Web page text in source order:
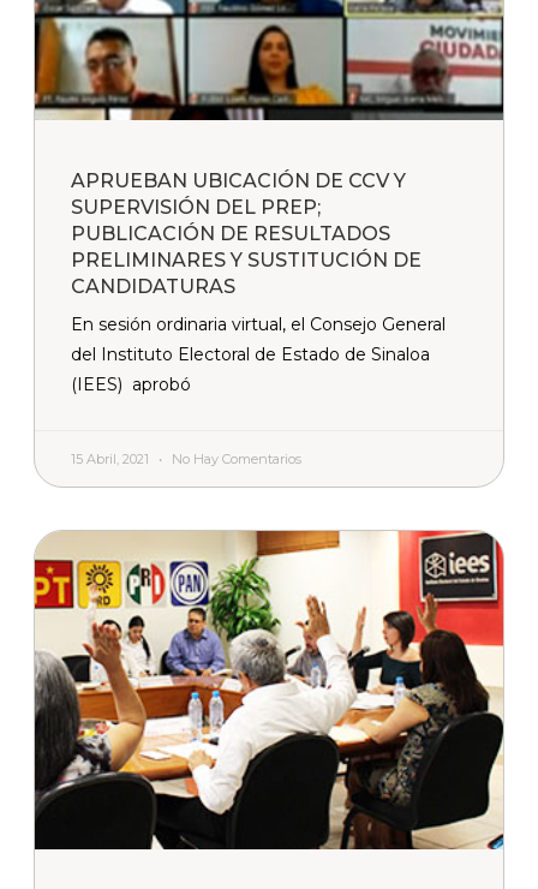
APRUEBAN UBICACIÓN DE CCV Y
SUPERVISIÓN DEL PREP;
PUBLICACIÓN DE RESULTADOS
PRELIMINARES Y SUSTITUCIÓN DE
CANDIDATURAS
En sesión ordinaria virtual, el Consejo General
del Instituto Electoral de Estado de Sinaloa
(IEES) aprobó
15 Abril, 2021 No Hay Comentarios